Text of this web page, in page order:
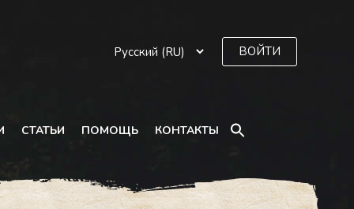
ВОЙТИ
СТАТЬИ ПОМОЩЬ КОНТАКТЫ